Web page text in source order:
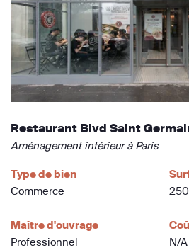
Restaurant Blvd Saint
Aménagement intérieur à Paris
Type de bien
Commerce
Maître d'ouvrage
Professionnel
N/A